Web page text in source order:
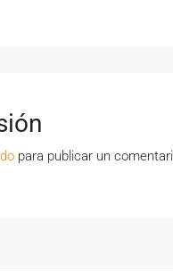
para publicar un